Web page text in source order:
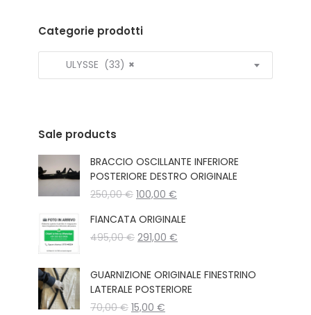
Categorie prodotti
×
ULYSSE (33)
Sale products
BRACCIO OSCILLANTE INFERIORE
POSTERIORE DESTRO ORIGINALE
250,00€ Il
originale
era:
100,00 €
attuale
è:
FIANCATA ORIGINALE
495,00€ Il
era:
495,00 €.
291,00 €
è:
291,00 €.
GUARNIZIONE ORIGINALE FINESTRINO
LATERALE POSTERIORE
70,00€ Il
15,00 €